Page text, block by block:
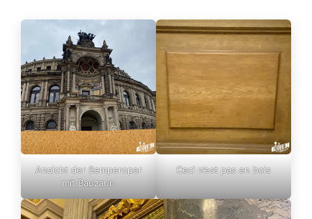
Ansicht der Semperoper
mit Bauzaun
Ceci n’est pas en bois